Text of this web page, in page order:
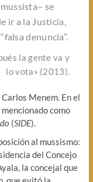
se
ir a la Justicia,
falsa denuncia”.
la gente va y
lo vota» (2013).
Menem. En el
como
(SIDE).
al mussismo:
del Concejo
la concejal que